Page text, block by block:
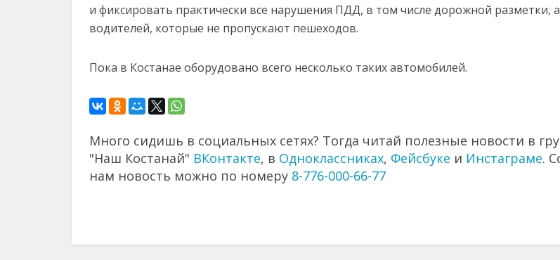
и фиксировать практически все нарушения ПДД, в том числе дорожной разметки,
водителей, которые не пропускают пешеходов.
Пока в Костанае оборудовано всего несколько таких автомобилей.
Много сидишь в социальных сетях? Тогда читай полезные новости в
"Наш Костанай" ВКонтакте, в Одноклассниках, Фейсбуке и Инстаграме.
нам новость можно по номеру 8-776-000-66-77